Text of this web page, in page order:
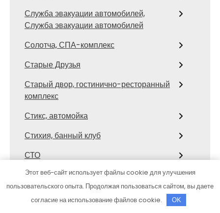
Служба эвакуации автомобилей,
Служба эвакуации автомобилей
Солотча, СПА-комплекс
Старые Друзья
Старый двор, гостинично-ресторанный
комплекс
Стикс, автомойка
Стихия, банный клуб
СТО
СТО Тора
Столярка 22, производственно-
Этот веб-сайт использует файлы cookie для улучшения
пользовательского опыта. Продолжая пользоваться сайтом, вы даете
согласие на использование файлов cookie.
OK